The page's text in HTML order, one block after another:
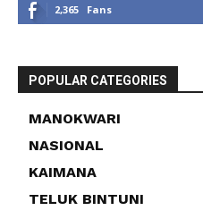
2,365 Fans
POPULAR CATEGORIES
MANOKWARI
NASIONAL
KAIMANA
TELUK BINTUNI